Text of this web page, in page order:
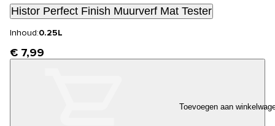
Histor Perfect Finish Muurverf Mat Tester
Inhoud:0.25L
€ 7,99
Toevoegen aan